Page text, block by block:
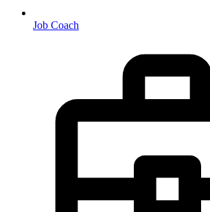
Job Coach